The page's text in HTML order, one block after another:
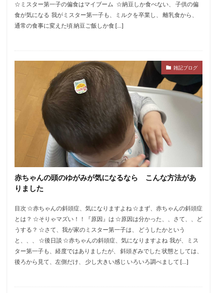
​☆ミスター第一子の偏食はマイブーム ​ ​​​​☆納豆しか食べない、 子供の偏
食が気になる​​ ​​ 我がミスター第一子も、ミルクを卒業し、 離乳食から、
通常の食事に変えた頃 納豆ご飯しか食 […]
雑記ブログ
赤ちゃんの頭のゆがみが気になるなら こんな方法があ
りました
目次 ☆赤ちゃんの斜頭症、気になりますよね ☆まず、赤ちゃんの斜頭症
とは？ ☆そりゃマズい！！『原因』は ☆原因は分かった、、さて、、ど
うする？ ☆さて、我が家のミスター第一子は、 どうしたかという
と、、、 ☆後日談 ​☆赤ちゃんの斜頭症、気になりますよね ​ 我が、ミス
ター第一子も、経度ではありましたが、 斜頭ぎみでした 状態としては、
後ろから見て、左側だけ、 少し大きい感じ いろいろ調べまして […]